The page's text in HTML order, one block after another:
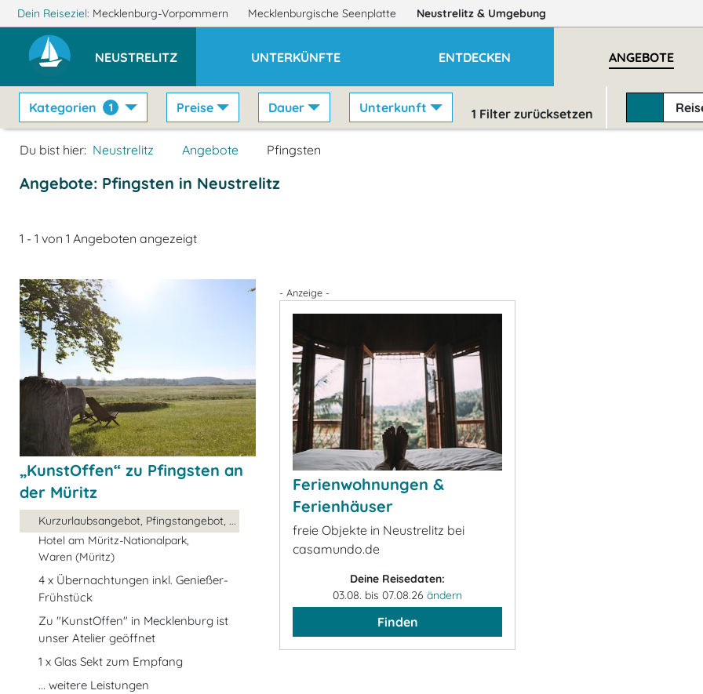
Dein Reiseziel: Mecklenburg-Vorpommern Mecklenburgische Seenplatte Neustrelitz & Umgebung
NEUSTRELITZ UNTERKÜNFTE ENTDECKEN ANGEBOTE
Kategorien 1 Preise Dauer Unterkunft 1 Filter zurücksetzen
Du bist hier: Neustrelitz Angebote Pfingsten
Angebote: Pfingsten in Neustrelitz
1 - 1 von 1 Angeboten angezeigt
„KunstOffen“ zu Pfingsten an
der Müritz
Kurzurlaubsangebot, Pfingstangebot, ...
Hotel am Müritz-Nationalpark,
Waren (Müritz)
4 x Übernachtungen inkl. Genießer-
Frühstück
Zu "KunstOffen" in Mecklenburg ist
unser Atelier geöffnet
1 x Glas Sekt zum Empfang
... weitere Leistungen
- Anzeige -
Ferienwohnungen &
Ferienhäuser
freie Objekte in Neustrelitz bei
casamundo.de
Deine Reisedaten:
03.08. bis 07.08.26 ändern
Finden